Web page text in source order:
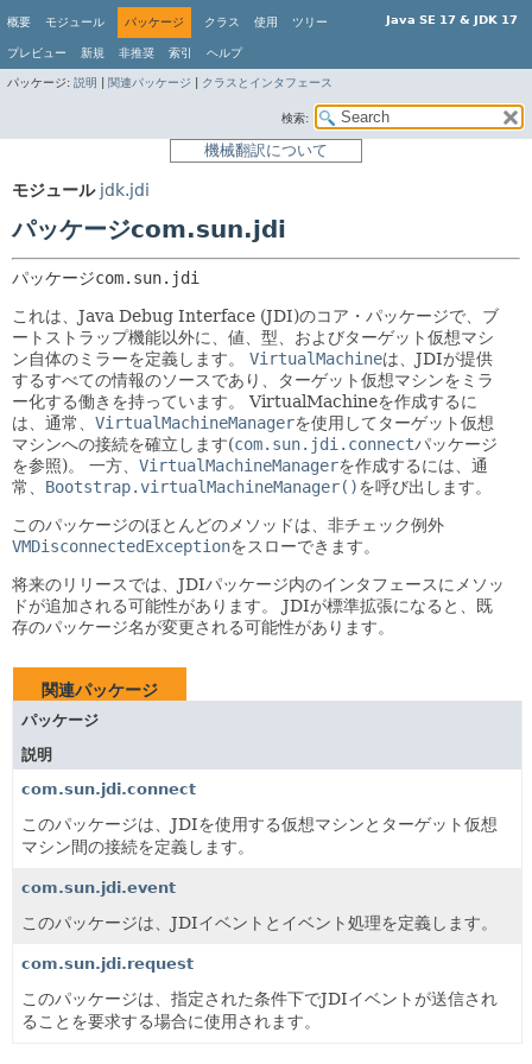
Java SE 17 & JDK 17
概要 モジュール パッケージ クラス 使用 ツリー
プレビュー 新規 非推奨 索引 ヘルプ
パッケージ: 説明 関連パッケージ クラスとインタフェース
検索:
機械翻訳について
モジュール jdk.jdi
パッケージcom.sun.jdi
パッケージcom.sun.jdi
これは、Java Debug Interface (JDI)のコア・パッケージで、ブ
ートストラップ機能以外に、値、型、およびターゲット仮想マシ
ン自体のミラーを定義します。
VirtualMachineは、JDIが提供
するすべての情報のソースであり、ターゲット仮想マシンをミラ
ー化する働きを持っています。
VirtualMachineを作成するに
は、通常、 VirtualMachineManagerを使用してターゲット仮想
マシンへの接続を確立します(com.sun.jdi.connectパッケージ
を参照)。
一方、 VirtualMachineManagerを作成するには、通
常、 Bootstrap.virtualMachineManager()を呼び出します。
このパッケージのほとんどのメソッドは、非チェック例外
VMDisconnectedExceptionをスローできます。
将来のリリースでは、JDIパッケージ内のインタフェースにメソッ
ドが追加される可能性があります。
JDIが標準拡張になると、既
存のパッケージ名が変更される可能性があります。
関連パッケージ
パッケージ
説明
com.sun.jdi.connect
このパッケージは、JDIを使用する仮想マシンとターゲット仮想
マシン間の接続を定義します。
com.sun.jdi.event
このパッケージは、JDIイベントとイベント処理を定義します。
com.sun.jdi.request
このパッケージは、指定された条件下でJDIイベントが送信され
ることを要求する場合に使用されます。